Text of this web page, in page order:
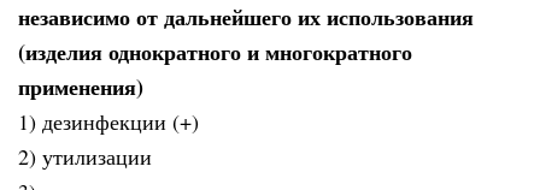
независимо от дальнейшего их использования
(изделия однократного и многократного
применения)
1) дезинфекции (+)
2) утилизации